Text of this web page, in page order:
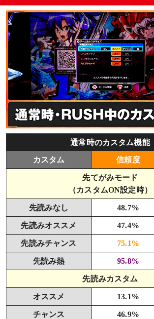
レバブルアップ
V-フラッシュアップ
通常時のカスタム機能
カスタム 信頼度
先てがみモード
（カスタムON設定時）
先読みなし 48.7%
先読みオススメ 47.4%
先読みチャンス 75.1%
先読み熱 95.8%
先読みカスタム
オススメ 13.1%
チャンス 46.9%